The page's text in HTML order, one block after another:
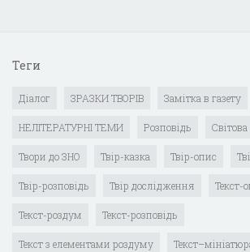
Теги
Діалог ЗРАЗКИ ТВОРІВ Замітка в газету
НЕЛІТЕРАТУРНІ ТЕМИ Розповідь Світова
Твори до ЗНО Твір-казка Твір-опис
Твір-розповідь Твір дослідження Текст-
Текст-роздум Текст-розповідь
Текст з елементами роздуму